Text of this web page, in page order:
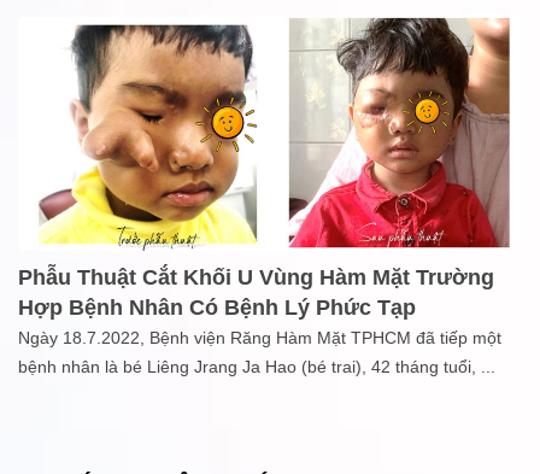
Phẫu Thuật Cắt Khối U Vùng Hàm Mặt Trường
Hợp Bệnh Nhân Có Bệnh Lý Phức Tạp
Ngày 18.7.2022, Bệnh viện Răng Hàm Mặt TPHCM đã tiếp một
bệnh nhân là bé Liêng Jrang Ja Hao (bé trai), 42 tháng tuổi,